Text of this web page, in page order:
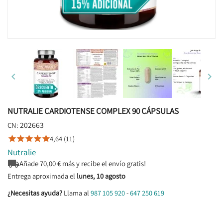
 
NUTRALIE CARDIOTENSE COMPLEX 90 CÁPSULAS
CN: 202663
4,64 (11)
Nutralie
Añade70,00€ más y recibe el envío gratis!
Entrega aproximada el lunes, 10 agosto
¿Necesitas ayuda? Llama al 987 105 920-647 250 619